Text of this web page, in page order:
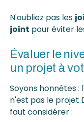
N'oubliez pas les
joint pour éviter
Évaluer le
un projet à
Soyons honnêtes :
n'est pas le projet
faut considérer :